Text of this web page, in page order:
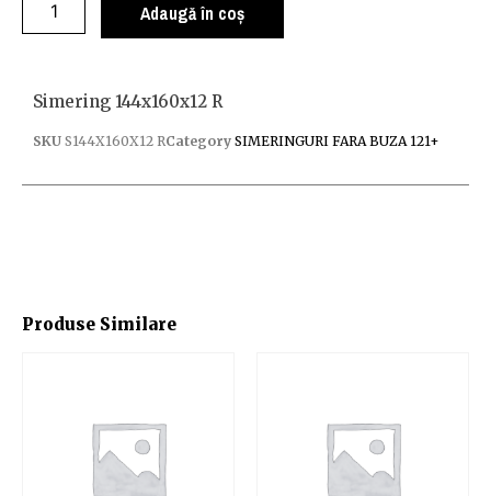
Adaugă în coș
Produse Similare
Simering 144x160x12 R
SKU S144X160X12 RCategory SIMERINGURI FARA BUZA 121+